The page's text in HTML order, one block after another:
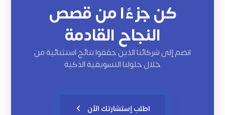
كن جزءًا من قصص
النجاح القادمة
انضم إلى شركائنا الذين حققوا نتائج استثنائية من
خلال حلولنا التسويقية الذكية
اطلب إستشارتك الآن